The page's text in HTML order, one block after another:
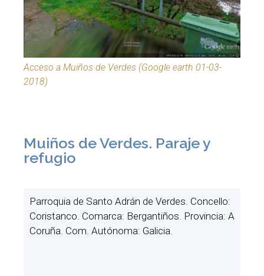
Acceso a Muiños de Verdes (Google earth 01-03-
2018)
Muiños de Verdes. Paraje y
refugio
Parroquia de Santo Adrán de Verdes. Concello:
Coristanco. Comarca: Bergantiños. Provincia: A
Coruña. Com. Autónoma: Galicia.